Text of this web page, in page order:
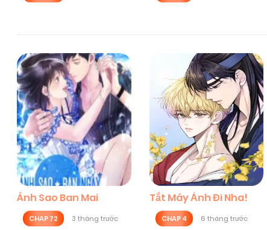
Ánh Sao Ban Mai
CHAP 72 3 tháng trước
Tắt Máy Ảnh Đi Nha!
CHAP 4 6 tháng trước